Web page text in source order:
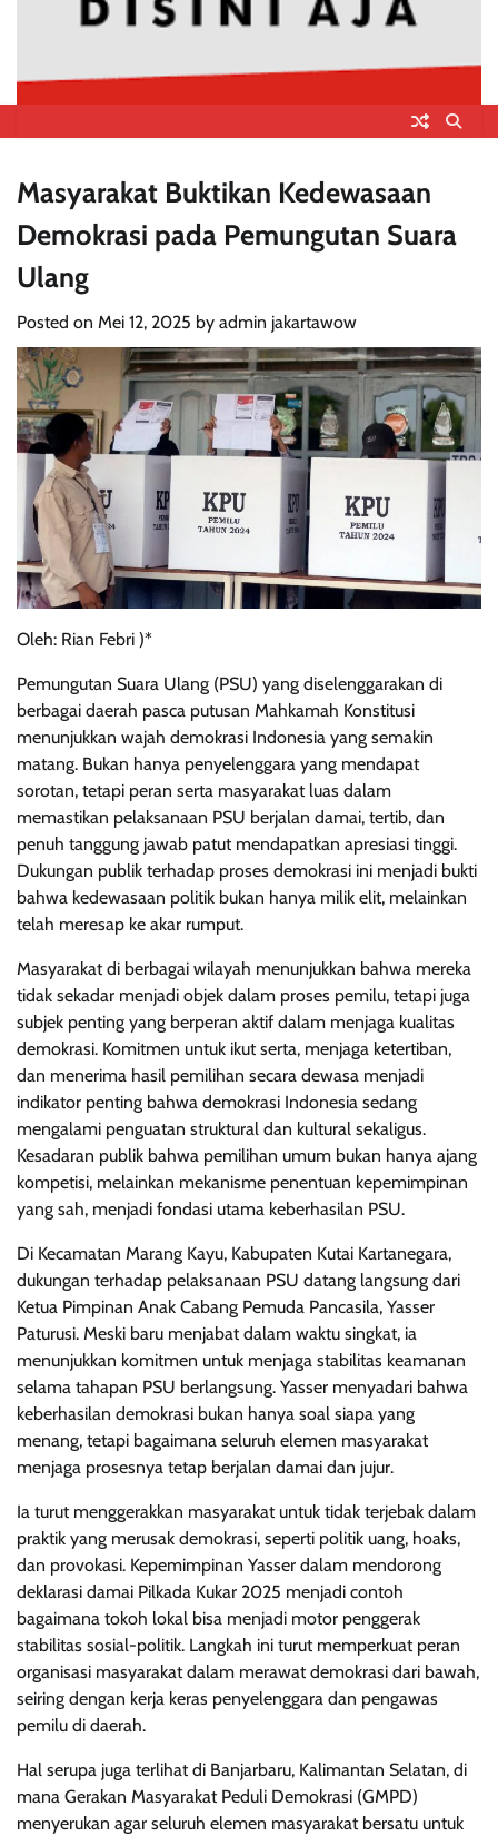
Masyarakat Buktikan Kedewasaan
Demokrasi pada Pemungutan Suara
Ulang
Posted on Mei 12, 2025 by admin jakartawow
Oleh: Rian Febri )*
Pemungutan Suara Ulang (PSU) yang diselenggarakan di
berbagai daerah pasca putusan Mahkamah Konstitusi
menunjukkan wajah demokrasi Indonesia yang semakin
matang. Bukan hanya penyelenggara yang mendapat
sorotan, tetapi peran serta masyarakat luas dalam
memastikan pelaksanaan PSU berjalan damai, tertib, dan
penuh tanggung jawab patut mendapatkan apresiasi tinggi.
Dukungan publik terhadap proses demokrasi ini menjadi bukti
bahwa kedewasaan politik bukan hanya milik elit, melainkan
telah meresap ke akar rumput.
Masyarakat di berbagai wilayah menunjukkan bahwa mereka
tidak sekadar menjadi objek dalam proses pemilu, tetapi juga
subjek penting yang berperan aktif dalam menjaga kualitas
demokrasi. Komitmen untuk ikut serta, menjaga ketertiban,
dan menerima hasil pemilihan secara dewasa menjadi
indikator penting bahwa demokrasi Indonesia sedang
mengalami penguatan struktural dan kultural sekaligus.
Kesadaran publik bahwa pemilihan umum bukan hanya ajang
kompetisi, melainkan mekanisme penentuan kepemimpinan
yang sah, menjadi fondasi utama keberhasilan PSU.
Di Kecamatan Marang Kayu, Kabupaten Kutai Kartanegara,
dukungan terhadap pelaksanaan PSU datang langsung dari
Ketua Pimpinan Anak Cabang Pemuda Pancasila, Yasser
Paturusi. Meski baru menjabat dalam waktu singkat, ia
menunjukkan komitmen untuk menjaga stabilitas keamanan
selama tahapan PSU berlangsung. Yasser menyadari bahwa
keberhasilan demokrasi bukan hanya soal siapa yang
menang, tetapi bagaimana seluruh elemen masyarakat
menjaga prosesnya tetap berjalan damai dan jujur.
Ia turut menggerakkan masyarakat untuk tidak terjebak dalam
praktik yang merusak demokrasi, seperti politik uang, hoaks,
dan provokasi. Kepemimpinan Yasser dalam mendorong
deklarasi damai Pilkada Kukar 2025 menjadi contoh
bagaimana tokoh lokal bisa menjadi motor penggerak
stabilitas sosial-politik. Langkah ini turut memperkuat peran
organisasi masyarakat dalam merawat demokrasi dari bawah,
seiring dengan kerja keras penyelenggara dan pengawas
pemilu di daerah.
Hal serupa juga terlihat di Banjarbaru, Kalimantan Selatan, di
mana Gerakan Masyarakat Peduli Demokrasi (GMPD)
menyerukan agar seluruh elemen masyarakat bersatu untuk